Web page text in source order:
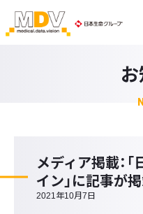
メディア掲載：
イン」に記事が
2021年10月7日